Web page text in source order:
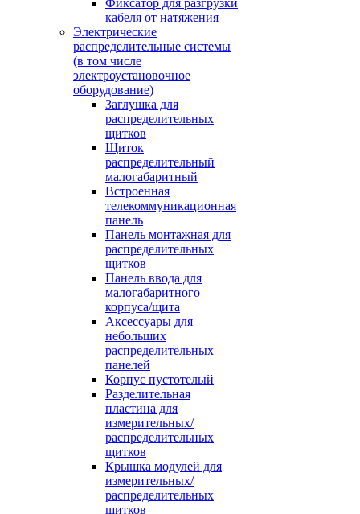
Фиксатор для разгрузки
кабеля от натяжения
Электрические
распределительные системы
(в том числе
электроустановочное
оборудование)
Заглушка для
распределительных
щитков
Щиток
распределительный
малогабаритный
Встроенная
телекоммуникационная
панель
Панель монтажная для
распределительных
щитков
Панель ввода для
малогабаритного
корпуса/щита
Аксессуары для
небольших
распределительных
панелей
Корпус пустотелый
Разделительная
пластина для
измерительных/
распределительных
щитков
Крышка модулей для
измерительных/
распределительных
щитков